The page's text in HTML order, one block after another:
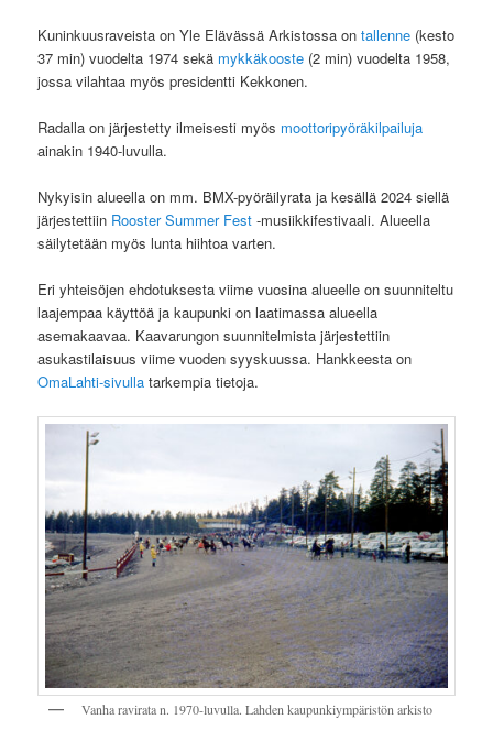
Kuninkuusraveista on Yle Elävässä Arkistossa ontallenne (kesto
37 min) vuodelta 1974 sekä mykkäkooste (2 min) vuodelta 1958,
jossa vilahtaa myös presidentti Kekkonen.
Radalla on järjestetty ilmeisesti myös moottoripyöräkilpailuja
ainakin 1940-luvulla.
Nykyisin alueella on mm. BMX-pyöräilyrata ja kesällä 2024 siellä
järjestettiin Rooster Summer Fest -musiikkifestivaali. Alueella
säilytetään myös lunta hiihtoa varten.
Eri yhteisöjen ehdotuksesta viime vuosina alueelle on suunniteltu
laajempaa käyttöä ja kaupunki on laatimassa alueella
asemakaavaa. Kaavarungon suunnitelmista järjestettiin
asukastilaisuus viime vuoden syyskuussa. Hankkeesta on
OmaLahti-sivulla tarkempia tietoja.
Vanha ravirata n. 1970-luvulla. Lahden kaupunkiympäristön arkisto